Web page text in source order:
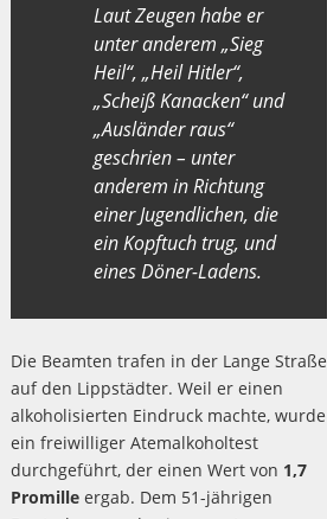
Laut Zeugen habe er
unter anderem „Sieg
Heil“, „Heil Hitler“,
„Scheiß Kanacken“ und
„Ausländer raus“
geschrien – unter
anderem in Richtung
einer Jugendlichen, die
ein Kopftuch trug, und
eines Döner-Ladens.
Die Beamten trafen in der Lange Straße
auf den Lippstädter. Weil er einen
alkoholisierten Eindruck machte, wurde
ein freiwilliger Atemalkoholtest
durchgeführt, der einen Wert von 1,7
Promilleergab. Dem 51-jährigen